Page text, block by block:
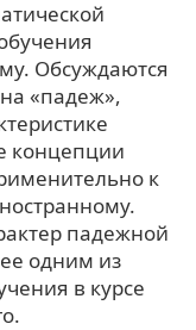
Обсуждаются
«падеж»,
концепции
к
падежной
одним из
в курсе